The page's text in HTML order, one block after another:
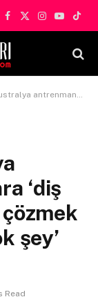
Facebook
X
Instagram
YouTube
sorunlarını’ çözmek için ‘hala yapacak çok şey’ olduğunu itiraf etti
‘diş
çözmek
şey’
Read